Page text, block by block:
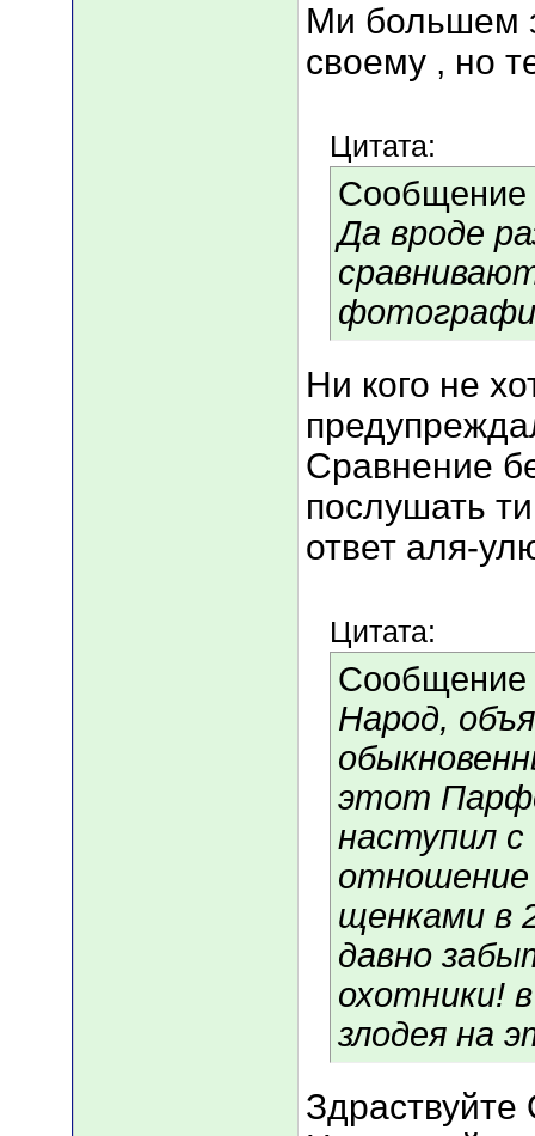
Ми большем
своему , но
Цитата:
Сообщение
Да вроде
Ни кого не
Сравнение
послушать
ответ аля-
Цитата:
Сообщение
Народ,
этот
наступил с
отношение
щенками в
давно
охотники!
злодея на